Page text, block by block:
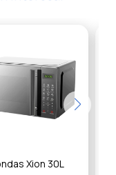
Xion 30L